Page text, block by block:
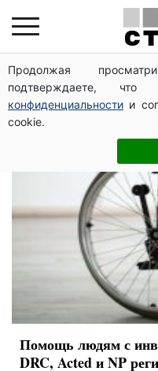
Продолжая
подтверждаете,
конфиденциальности и
cookie.
виплати
Помощь людям с
DRC, Acted и NP